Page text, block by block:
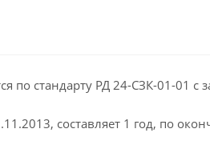
стандарту РД 24-СЗК-01-01 с
составляет 1 год, по